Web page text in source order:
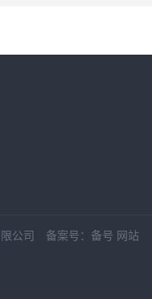
公司 备案号： 备号 网站